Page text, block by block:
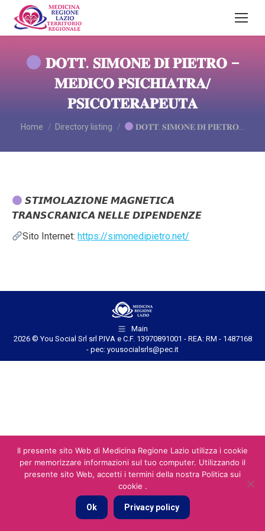
𝐃𝐎𝐓𝐓. 𝐒𝐈𝐌𝐎𝐍𝐄 𝐃𝐈 𝐏𝐈𝐄𝐓𝐑𝐎 –
𝐌𝐄𝐃𝐈𝐂𝐎 𝐏𝐒𝐈𝐂𝐇𝐈𝐀𝐓𝐑𝐀/
𝐏𝐒𝐈𝐂𝐎𝐓𝐄𝐑𝐀𝐏𝐄𝐔𝐓𝐀
You are here:
Home Directory listing 𝐃𝐎𝐓𝐓. 𝐒𝐈𝐌𝐎𝐍𝐄 𝐃𝐈 𝐏𝐈𝐄𝐓𝐑𝐎…
𝙎𝙏𝙄𝙈𝙊𝙇𝘼𝙕𝙄𝙊𝙉𝙀 𝙈𝘼𝙂𝙉𝙀𝙏𝙄𝘾𝘼
𝙏𝙍𝘼𝙉𝙎𝘾𝙍𝘼𝙉𝙄𝘾𝘼 𝙉𝙀𝙇𝙇𝙀 𝘿𝙄𝙋𝙀𝙉𝘿𝙀𝙉𝙕𝙀
Sito Internet:https://simonedipietro.net/
Main
2026 © You Social Srl srl P.IVA e C.F. 13970891001 - REA: RM - 1487168
- pec: yousocialsrls@pec.it
Il presente sito Web di Medicina Regione Lazio utilizza i cookie
per memorizzare informazioni sul tuo computer. Utilizzando il
presente sito Web, accetti i termini della nostra Politica sui
cookie .
Ok Privacy policy